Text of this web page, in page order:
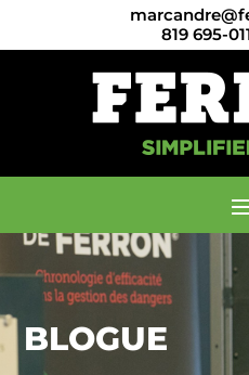
819 695-
BLOGUE